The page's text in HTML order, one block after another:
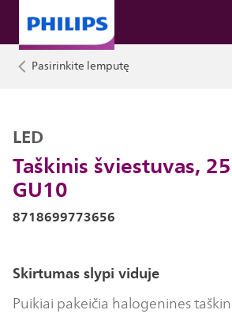
Pasirinkite lemputę
Taškinis šviestuvas,
GU10
LED
8718699773656
Skirtumas slypi viduje
Puikiai pakeičia halogenines